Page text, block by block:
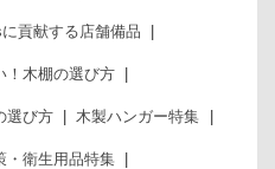
貢献する店舗備品
！木棚の選び方
選び方 木製ハンガー特集
・衛生用品特集